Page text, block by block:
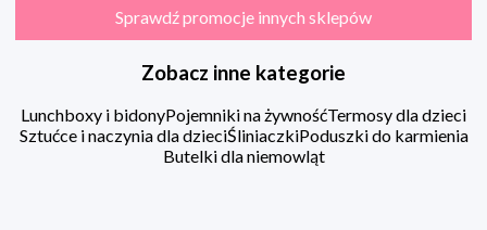
Sprawdź promocje innych sklepów
Zobacz inne kategorie
Lunchboxy i bidonyPojemniki na żywnośćTermosy dla dzieci
Sztućce i naczynia dla dzieciŚliniaczkiPoduszki do karmienia
Butelki dla niemowląt